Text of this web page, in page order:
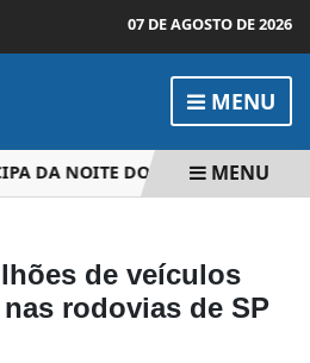
07 DE AGOSTO DE 2026
MENU
DA NOITE DO SUKIYAKI PAT
MENU
de veículos
rodovias de SP